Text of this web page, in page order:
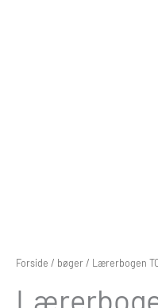
Forside / bøger/ Lærerbogen